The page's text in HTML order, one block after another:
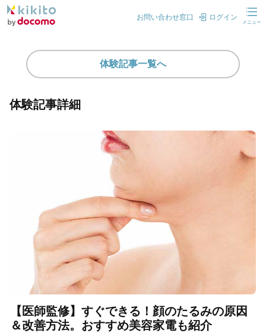
お問い合わせ窓口 ログイン
メニュー
体験記事一覧へ
体験記事詳細
【医師監修】すぐできる！顔のたるみの原因
＆改善方法。おすすめ美容家電も紹介